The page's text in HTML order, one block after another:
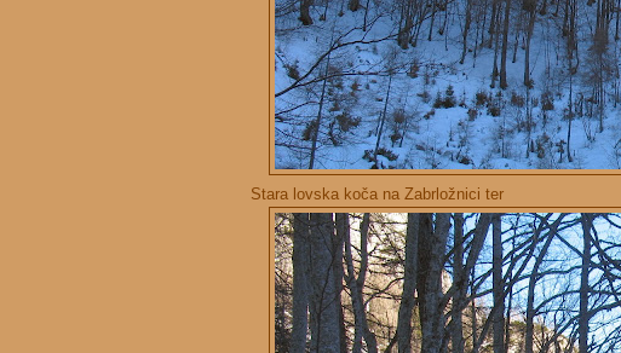
Stara lovska koča na Zabrložnici ter